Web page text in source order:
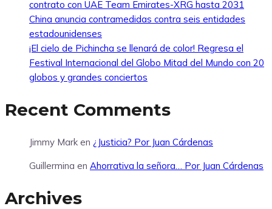
contrato con UAE Team Emirates-XRG hasta 2031
China anuncia contramedidas contra seis entidades
estadounidenses
¡El cielo de Pichincha se llenará de color! Regresa el
Festival Internacional del Globo Mitad del Mundo con 20
globos y grandes conciertos
Recent Comments
Jimmy Mark en ¿Justicia? Por Juan Cárdenas
Guillermina en Ahorrativa la señora… Por Juan Cárdenas
Archives